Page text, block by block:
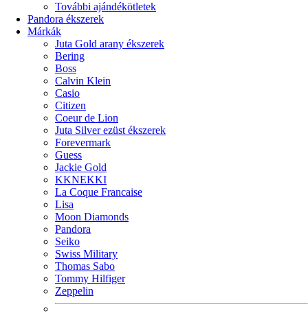
További ajándékötletek
Pandora ékszerek
Márkák
Juta Gold arany ékszerek
Bering
Boss
Calvin Klein
Casio
Citizen
Coeur de Lion
Juta Silver ezüst ékszerek
Forevermark
Guess
Jackie Gold
KKNEKKI
La Coque Francaise
Lisa
Moon Diamonds
Pandora
Seiko
Swiss Military
Thomas Sabo
Tommy Hilfiger
Zeppelin